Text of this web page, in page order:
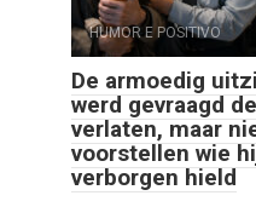
HUMOR E POSITIVO
De armoedig
werd gevraagd
verlaten, maar
voorstellen wie
verborgen hield